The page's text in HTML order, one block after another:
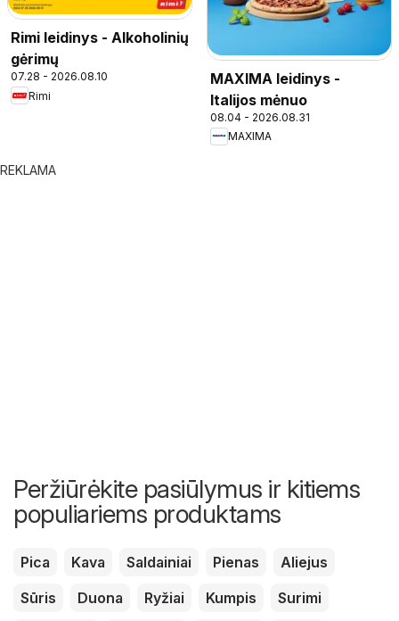
Rimi leidinys - Alkoholinių
gėrimų
07.28 - 2026.08.10
Rimi
MAXIMA leidinys -
Italijos mėnuo
08.04 - 2026.08.31
MAXIMA
REKLAMA
Peržiūrėkite pasiūlymus ir kitiems
populiariems produktams
Pica Kava Saldainiai Pienas
Aliejus
Sūris
Duona Ryžiai Kumpis
Surimi